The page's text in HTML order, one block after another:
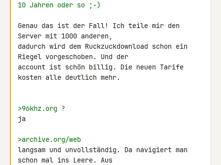
10 Jahren oder so ;-)
Genau das ist der Fall! Ich teile mir den
Server mit 1000 anderen,
dadurch wird dem Ruckzuckdownload schon ein
Riegel vorgeschoben. Und der
account ist schön billig. Die neuen Tarife
kosten alle deutlich mehr.
>96khz.org ?
ja
>archive.org/web
langsam und unvollständig. Da navigiert man
schon mal ins Leere. Aus